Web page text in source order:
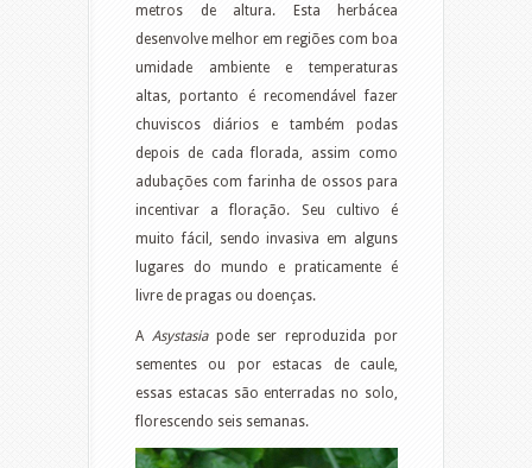
metros de altura. Esta herbácea
desenvolve melhor em regiões com boa
umidade ambiente e temperaturas
altas, portanto é recomendável fazer
chuviscos diários e também podas
depois de cada florada, assim como
adubações com farinha de ossos para
incentivar a floração. Seu cultivo é
muito fácil, sendo invasiva em alguns
lugares do mundo e praticamente é
livre de pragas ou doenças.
A Asystasiapode ser reproduzida por
sementes ou por estacas de caule,
essas estacas são enterradas no solo,
florescendo seis semanas.